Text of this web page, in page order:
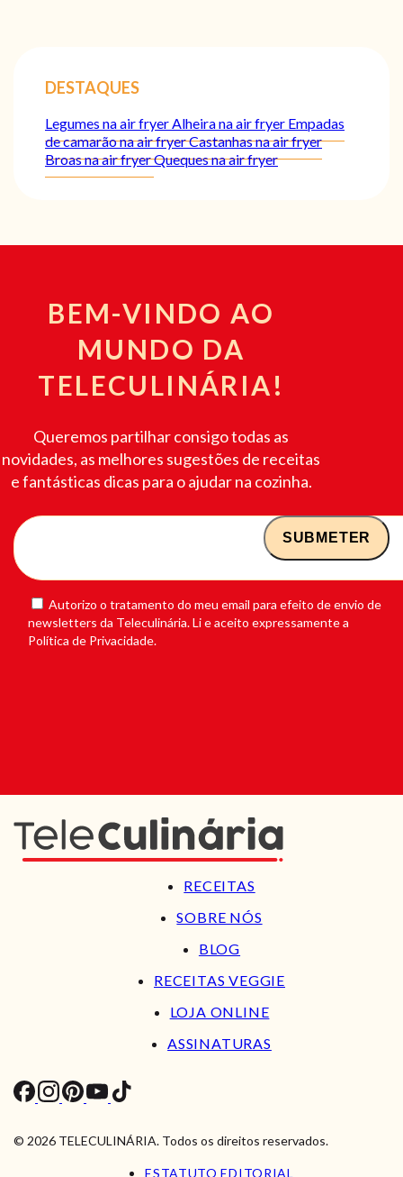
DESTAQUES
Legumes na air fryer Alheira na air fryer Empadas
de camarão na air fryerCastanhas na air fryer
Broas na air fryerQueques na air fryer
BEM-VINDO AO
MUNDO DA
TELECULINÁRIA!
Queremos partilhar consigo todas as
novidades, as melhores sugestões de receitas
e fantásticas dicas para o ajudar na cozinha.
Autorizo o tratamento do meu email para efeito de envio de
newsletters da Teleculinária. Li e aceito expressamente a
Política de Privacidade.
RECEITAS
SOBRE NÓS
BLOG
RECEITAS VEGGIE
LOJA ONLINE
ASSINATURAS
© 2026 TELECULINÁRIA. Todos os direitos reservados.
ESTATUTO EDITORIAL